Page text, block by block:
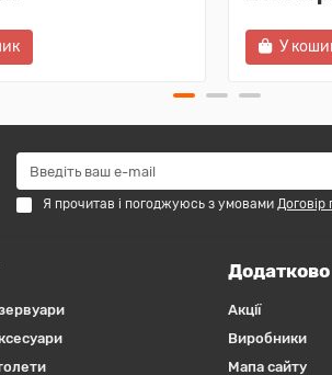
У
Я прочитав і погоджуюсь з умовами Договір
Додатково
Акції
Виробники
Мапа сайту